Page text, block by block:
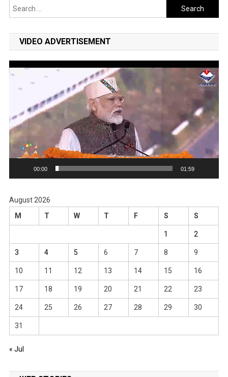
Search
for:
VIDEO ADVERTISEMENT
Video
00:00 01:59
August 2026
M
T W T F S S
1 2
3 4 5 6 7 8 9
10 11 12 13 14 15 16
17 18 19 20 21 22 23
24 25 26 27 28 29 30
31
« Jul